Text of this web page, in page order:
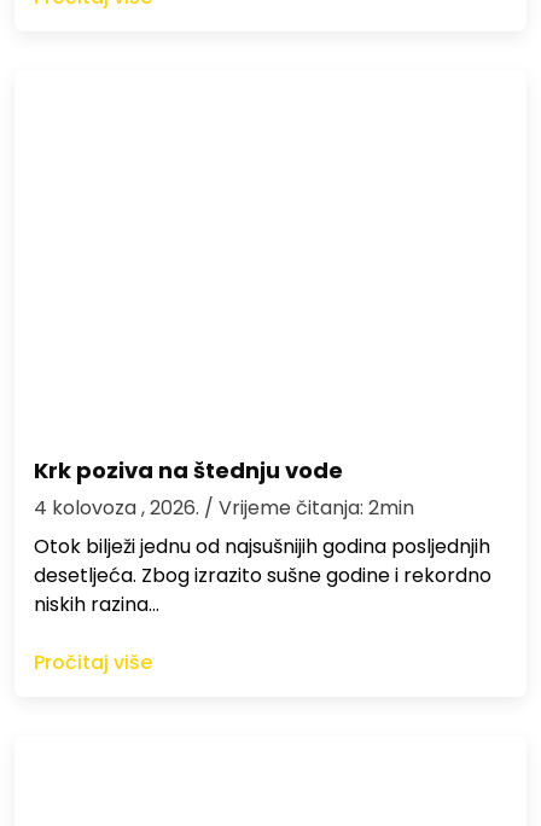
Krk poziva na štednju vode
4 kolovoza , 2026. / Vrijeme čitanja: 2min
Otok bilježi jednu od najsušnijih godina posljednjih
desetljeća. Zbog izrazito sušne godine i rekordno
niskih razina…
Pročitaj više